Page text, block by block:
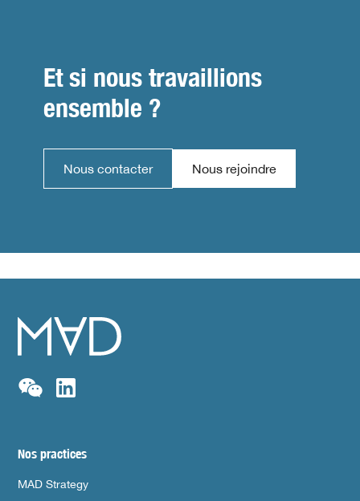
Et si nous travaillions
ensemble ?
Nous contacter Nous rejoindre
Nos practices
MAD Strategy